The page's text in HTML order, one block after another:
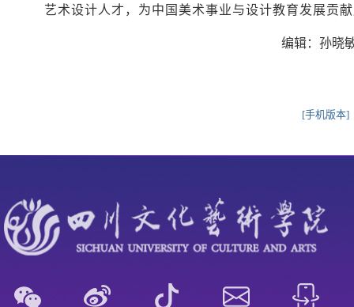
艺术设计人才，为中国美术事业与设计教育发展贡
编辑：孙晓
[手机版本]